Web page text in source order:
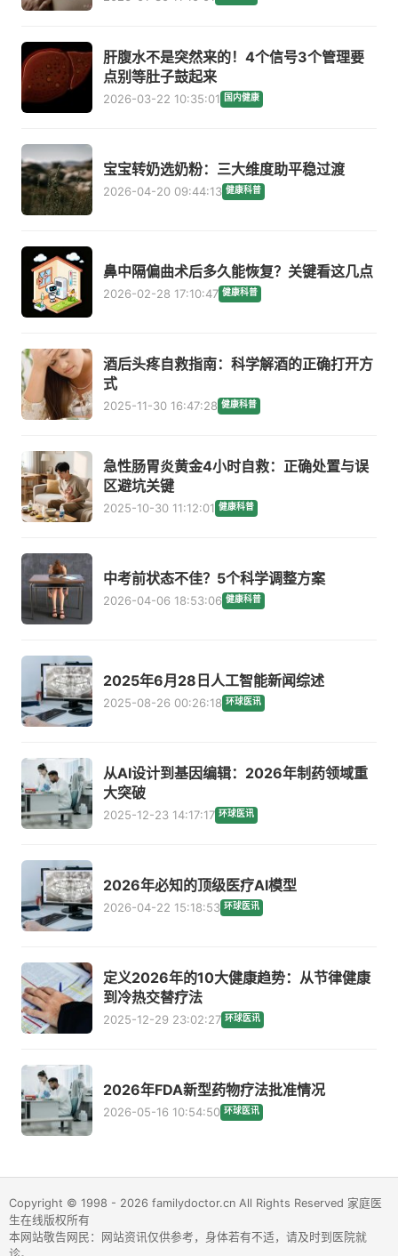
肝腹水不是突然来的！4个信号3个管理要
点别等肚子鼓起来
2026-03-22 10:35:01 国内健康
宝宝转奶选奶粉：三大维度助平稳过渡
2026-04-20 09:44:13 健康科普
鼻中隔偏曲术后多久能恢复？关键看这几点
2026-02-28 17:10:47 健康科普
酒后头疼自救指南：科学解酒的正确打开方
式
2025-11-30 16:47:28 健康科普
急性肠胃炎黄金4小时自救：正确处置与误
区避坑关键
2025-10-30 11:12:01 健康科普
中考前状态不佳？5个科学调整方案
2026-04-06 18:53:06 健康科普
2025年6月28日人工智能新闻综述
2025-08-26 00:26:18 环球医讯
从AI设计到基因编辑：2026年制药领域重
大突破
2025-12-23 14:17:17 环球医讯
2026年必知的顶级医疗AI模型
2026-04-22 15:18:53 环球医讯
定义2026年的10大健康趋势：从节律健康
到冷热交替疗法
2025-12-29 23:02:27 环球医讯
2026年FDA新型药物疗法批准情况
2026-05-16 10:54:50 环球医讯
Copyright © 1998 - 2026 familydoctor.cn All Rights Reserved 家庭医
生在线版权所有
本网站敬告网民：网站资讯仅供参考，身体若有不适，请及时到医院就